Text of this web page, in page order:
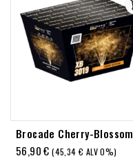
Brocade Cherry-Blossom
56,90€ (45,34€ ALV 0%)